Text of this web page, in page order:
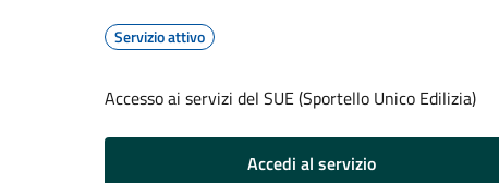
Servizio attivo
Accesso ai servizi del SUE (Sportello Unico Edilizia)
Accedi al servizio